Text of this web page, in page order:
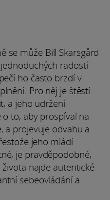
se může Bill Skarsgård
radostí
ho často brzdí v
Pro něj je štěstí
a jeho udržení
to, aby prospíval na
a projevuje odvahu a
jeho mládí
je pravděpodobné,
najde autentické
sebeovládání a